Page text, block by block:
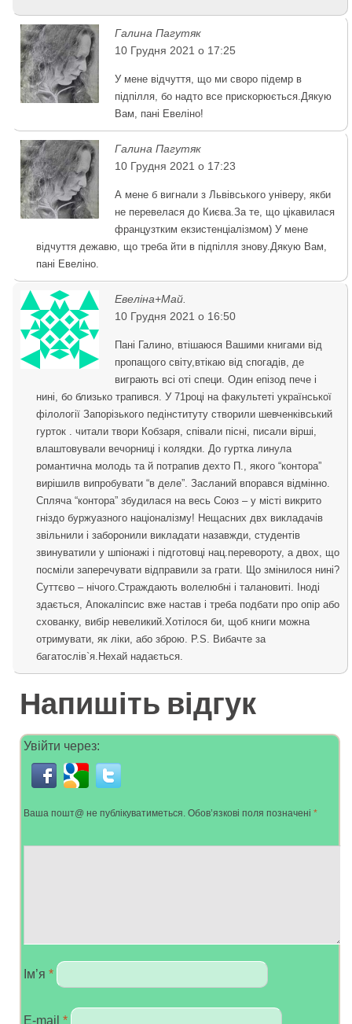
Галина Пагутяк
10 Грудня 2021 о 17:25
У мене відчуття, що ми своро підемр в
підпілля, бо надто все прискорюється.Дякую
Вам, пані Евеліно!
Галина Пагутяк
10 Грудня 2021 о 17:23
А мене б вигнали з Львівського універу, якби
не перевелася до Києва.За те, що цікавилася
французтким екзистенціалізмом) У мене
відчуття дежавю, що треба йти в підпілля знову.Дякую Вам,
пані Евеліно.
Евеліна+Май.
10 Грудня 2021 о 16:50
Пані Галино, втішаюся Вашими книгами від
пропащого світу,втікаю від спогадів, де
виграють всі оті специ. Один епізод пече і
нині, бо близько трапився. У 71році на факультеті української
філології Запорізького педінституту створили шевченківський
гурток . читали твори Кобзаря, співали пісні, писали вірші,
влаштовували вечорниці і колядки. До гуртка линула
романтична молодь та й потрапив дехто П., якого “контора”
вирішилв випробувати “в деле”. Засланий впорався відмінно.
Спляча “контора” збудилася на весь Союз – у місті викрито
гніздо буржуазного націоналізму! Нещасних двх викладачів
звільнили і заборонили викладати назавжди, студентів
звинуватили у шпіонажі і підготовці нац.перевороту, а двох, що
посміли заперечувати відправили за грати. Що змінилося нині?
Суттєво – нічого.Страждають волелюбні і талановиті. Іноді
здається, Апокаліпсис вже настав і треба подбати про опір або
схованку, вибір невеликий.Хотілося би, щоб книги можна
отримувати, як ліки, або зброю. P.S. Вибачте за
багатослів`я.Нехай надається.
Напишіть відгук
Увійти через:
Ваша пошт@ не публікуватиметься. Обов’язкові поля позначені *
Ім’я *
E-mail *